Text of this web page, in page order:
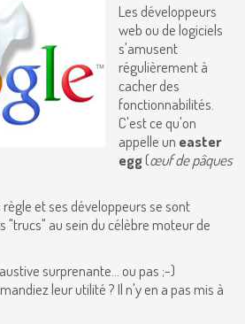
Les développeurs
web ou de logiciels
s'amusent
régulièrement à
cacher des
fonctionnabilités.
C'est ce qu'on
appelle un easter
egg(œuf de pâques
et ses développeurs se sont
"trucs" au sein du célèbre moteur de
surprenante... ou pas ;-)
leur utilité ? Il n'y en a pas mis à